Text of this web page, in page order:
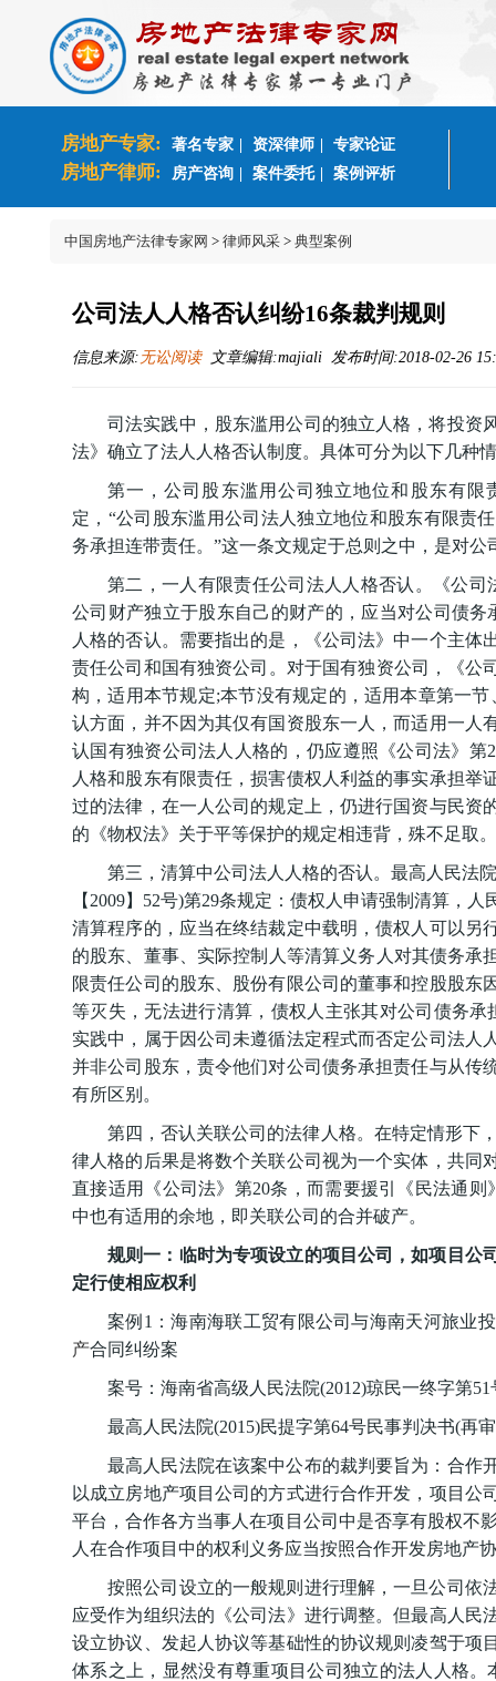
房地产专家: 著名专家 资深律师 专家论证
房地产律师: 房产咨询 案件委托 案例评析
中国房地产法律专家网 > 律师风采 > 典型案例
公司法人人格否认纠纷16条裁判规则
信息来源: 无讼阅读文章编辑:majiali 发布时间:2018-02-26
司法实践中，股东滥用公司的独立人格，将投资
法》确立了法人人格否认制度。具体可分为以下几种
第一，公司股东滥用公司独立地位和股东有
定，“公司股东滥用公司法人独立地位和股东有限责
务承担连带责任。”这一条文规定于总则之中，是对
第二，一人有限责任公司法人人格否认。《公
公司财产独立于股东自己的财产的，应当对公司债
人格的否认。需要指出的是，《公司法》中一个主
责任公司和国有独资公司。对于国有独资公司，《公
构，适用本节规定;本节没有规定的，适用本章第一
认方面，并不因为其仅有国资股东一人，而适用一人
认国有独资公司法人人格的，仍应遵照《公司法》
人格和股东有限责任，损害债权人利益的事实承担
过的法律，在一人公司的规定上，仍进行国资与民资
的《物权法》关于平等保护的规定相违背，殊不足取。
第三，清算中公司法人人格的否认。最高人民法
【2009】52号)第29条规定：债权人申请强制清算，
清算程序的，应当在终结裁定中载明，债权人可以另
的股东、董事、实际控制人等清算义务人对其债务承
限责任公司的股东、股份有限公司的董事和控股股
等灭失，无法进行清算，债权人主张其对公司债务
实践中，属于因公司未遵循法定程式而否定公司法
并非公司股东，责令他们对公司债务承担责任与从传
有所区别。
第四，否认关联公司的法律人格。在特定情形下
律人格的后果是将数个关联公司视为一个实体，共同
直接适用《公司法》第20条，而需要援引《民法通
中也有适用的余地，即关联公司的合并破产。
规则一：临时为专项设立的项目公司，如项目公
定行使相应权利
案例1：海南海联工贸有限公司与海南天河旅业
产合同纠纷案
案号：海南省高级人民法院(2012)琼民一终字第
最高人民法院(2015)民提字第64号民事判决书(再
最高人民法院在该案中公布的裁判要旨为：合作
以成立房地产项目公司的方式进行合作开发，项目
平台，合作各方当事人在项目公司中是否享有股权不
人在合作项目中的权利义务应当按照合作开发房地产
按照公司设立的一般规则进行理解，一旦公司依
应受作为组织法的《公司法》进行调整。但最高人
设立协议、发起人协议等基础性的协议规则凌驾于项
体系之上，显然没有尊重项目公司独立的法人人格